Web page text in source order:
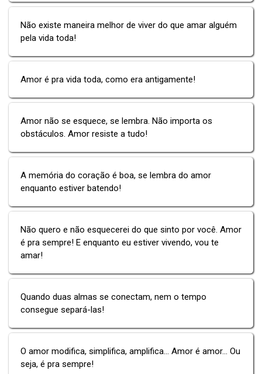
Não existe maneira melhor de viver do que amar alguém
pela vida toda!
Amor é pra vida toda, como era antigamente!
Amor não se esquece, se lembra. Não importa os
obstáculos. Amor resiste a tudo!
A memória do coração é boa, se lembra do amor
enquanto estiver batendo!
Não quero e não esquecerei do que sinto por você. Amor
é pra sempre! E enquanto eu estiver vivendo, vou te
amar!
Quando duas almas se conectam, nem o tempo
consegue separá-las!
O amor modifica, simplifica, amplifica... Amor é amor... Ou
seja, é pra sempre!